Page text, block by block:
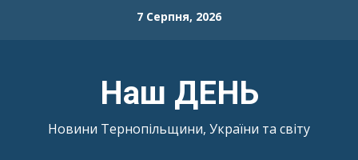
7 Серпня, 2026
Наш ДЕНЬ
Новини Тернопільщини, України та світу